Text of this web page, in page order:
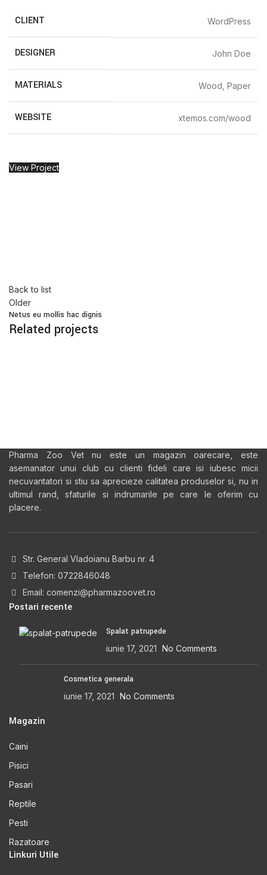
CLIENT WordPress
DESIGNER John Doe
MATERIALS Wood, Paper
WEBSITE xtemos.com/wood
View Project
Back to list
Older
Netus eu mollis hac dignis
Related projects
Pharma Zoo Vet nu este un magazin oarecare, este
asemanator unui club cu clienti fideli care isi iubesc micii
necuvantatori si stiu sa aprecieze calitatea produselor si, nu in
ultimul rand, sfaturile si indrumarile pe care le oferim cu
placere.
Str. General Vladoianu Barbu nr. 4
Telefon: 0722846048
Email: comenzi@pharmazoovet.ro
Postari recente
Spalat patrupede
iunie 17, 2021 No Comments
Cosmetica generala
iunie 17, 2021 No Comments
Magazin
Caini
Pisici
Pasari
Reptile
Pesti
Razatoare
Linkuri Utile